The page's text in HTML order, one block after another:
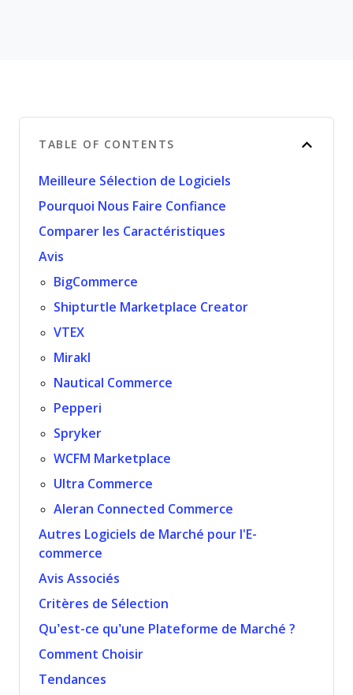
TABLE OF CONTENTS
Meilleure Sélection de Logiciels
Pourquoi Nous Faire Confiance
Comparer les Caractéristiques
Avis
BigCommerce
Shipturtle Marketplace Creator
VTEX
Mirakl
Nautical Commerce
Pepperi
Spryker
WCFM Marketplace
Ultra Commerce
Aleran Connected Commerce
Autres Logiciels de Marché pour l'E-
commerce
Avis Associés
Critères de Sélection
Qu’est-ce qu’une Plateforme de Marché ?
Comment Choisir
Tendances